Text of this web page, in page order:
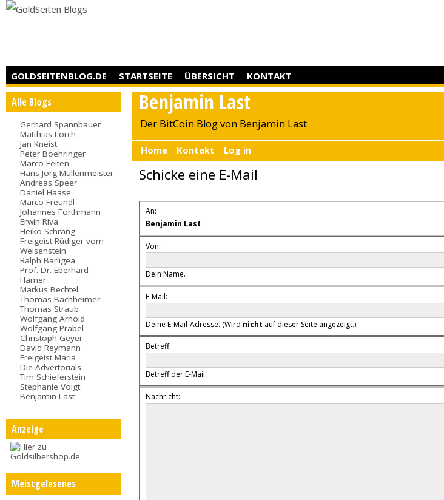
GOLDSEITENBLOG.DE STARTSEITE ÜBERSICHT KONTAKT
Alle Blogs
Gerhard Spannbauer
Matthias Lorch
Jan Kneist
Peter Boehringer
Marco Feiten
Hans Jörg Müllenmeister
Andreas Speer
Daniel Haase
Marco Freundl
Johannes Forthmann
Erwin Riva
Heiko Schrang
Freigeist Rüdiger vom
Weisenstein
Ralph Bärligea
Prof. Dr. Eberhard
Hamer
Markus Bechtel
Thomas Bachheimer
Thomas Straub
Wolfgang Arnold
Wolfgang Prabel
Christoph Geyer
David Reymann
Freigeist Maria
Die Advertorials
Tim Schieferstein
Stephanie Voigt
Benjamin Last
Anzeige
Meistgelesenes
Benjamin Last
Der BitCoin Blog von Benjamin Last
Home Kontakt Log in
Schicke eine E-Mail
An:
Benjamin Last
Von:
Dein Name.
E-Mail:
Deine E-Mail-Adresse. (Wird nicht auf dieser Seite angezeigt.)
Betreff:
Betreff der E-Mail.
Nachricht: